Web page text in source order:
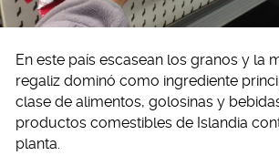
En este país escasean los granos y la
regaliz dominó como ingrediente
clase de alimentos, golosinas y
productos comestibles de Islandia
planta.